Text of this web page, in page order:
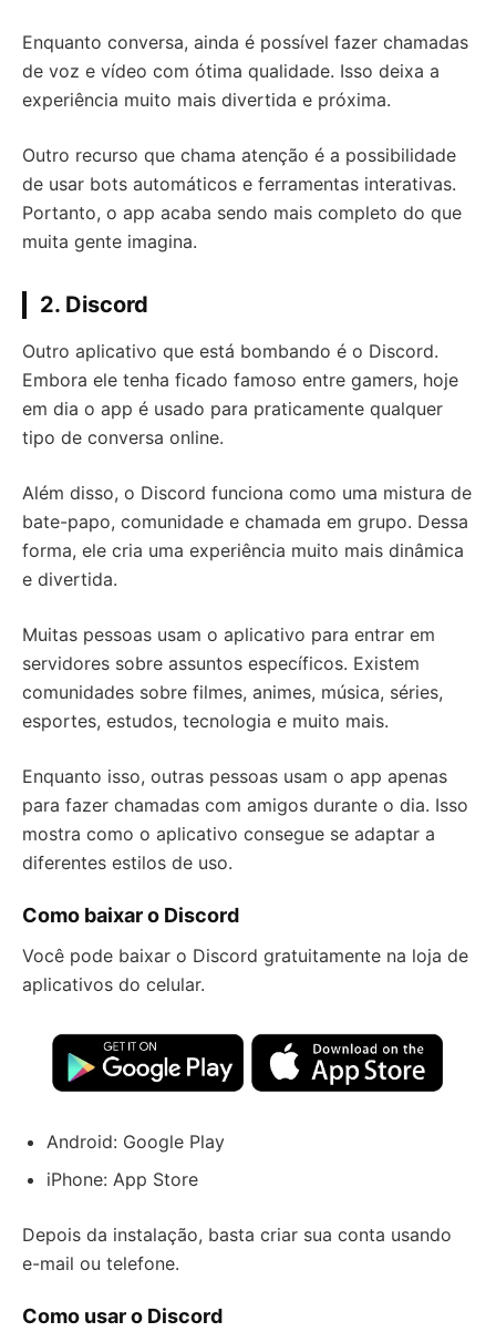
Enquanto conversa, ainda é possível fazer chamadas
de voz e vídeo com ótima qualidade. Isso deixa a
experiência muito mais divertida e próxima.
Outro recurso que chama atenção é a possibilidade
de usar bots automáticos e ferramentas interativas.
Portanto, o app acaba sendo mais completo do que
muita gente imagina.
2. Discord
Outro aplicativo que está bombando é o Discord.
Embora ele tenha ficado famoso entre gamers, hoje
em dia o app é usado para praticamente qualquer
tipo de conversa online.
Além disso, o Discord funciona como uma mistura de
bate-papo, comunidade e chamada em grupo. Dessa
forma, ele cria uma experiência muito mais dinâmica
e divertida.
Muitas pessoas usam o aplicativo para entrar em
servidores sobre assuntos específicos. Existem
comunidades sobre filmes, animes, música, séries,
esportes, estudos, tecnologia e muito mais.
Enquanto isso, outras pessoas usam o app apenas
para fazer chamadas com amigos durante o dia. Isso
mostra como o aplicativo consegue se adaptar a
diferentes estilos de uso.
Como baixar o Discord
Você pode baixar o Discord gratuitamente na loja de
aplicativos do celular.
Android: Google Play
iPhone: App Store
Depois da instalação, basta criar sua conta usando
e-mail ou telefone.
Como usar o Discord